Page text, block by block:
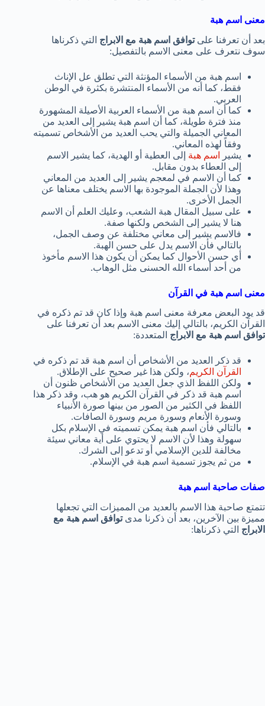
معنى اسم هبة
بعد أن تعرفنا علىتوافق اسم هبة مع الابراج التي ذكرناها
سوف نتعرف على معنى الاسم بالتفصيل:
اسم هبة من الأسماء المؤنثة التي تطلق عل الإناث
فقط، كما أنه من الأسماء المنتشرة بكثرة في الوطن
العربي.
كما أن اسم هبة من الأسماء العربية الأصيلة المشهورة
منذ فترة طويلة، كما أن اسم هبة يشير إلى العديد من
المعاني الجميلة والتي يحب العديد من الأشخاص تسميته
وفقاً لهذه المعاني.
يشير
اسم هبة إلى العطية أو الهدية، كما يشير الاسم
إلى العطاء بدون مقابل.
كما أن الاسم في لمعجم يشير إلى العديد من المعاني
وهذا لأن الجملة الموجودة بها الاسم يختلف معناها عن
الجمل الأخرى.
على سبيل المقال هبة الشعب، وعليك العلم أن الاسم
هنا لا يشير إلى الشخص ولكنها صفة.
فالاسم يشير إلى معاني مختلفة عن وصف الجمل،
بالتالي فأن الاسم يدل على حسن الهبة.
أي حسن الأحوال كما يمكن أن يكون هذا الاسم مأخوذ
من أحد أسماء الله الحسنى مثل الوهاب.
معنى اسم هبة في القرآن
قد يود البعض معرفة معنى اسم هبة وإذا كان قد تم ذكره في
القرآن الكريم، بالتالي إليك معنى الاسم بعد أن تعرفنا على
توافق اسم هبة مع الابراج المتعددة:
قد ذكر العديد من الأشخاص أن اسم هبة قد تم ذكره في
القرآن الكريم، ولكن هذا غير صحيح على الإطلاق.
ولكن اللفظ الذي جعل العديد من الأشخاص ظنون أن
اسم هبة قد ذكر في القرآن الكريم هو هب، وقد ذكر هذا
اللفظ في الكثير من الصور من بينها صورة الأنبياء
وسورة الأنعام وسورة مريم وسورة الصافات.
بالتالي فأن اسم هبة يمكن تسميته في الإسلام بكل
سهولة وهذا لأن الاسم لا يحتوي على أية معاني سيئة
مخالفة للدين الإسلامي أو تدعو إلى الشرك.
من ثم يجوز تسمية اسم هبة في الإسلام.
صفات صاحبة اسم هبة
تتمتع صاحبة هذا الاسم بالعديد من المميزات التي تجعلها
مميزة بين الآخرين، بعد أن ذكرنا مدىتوافق اسم هبة مع
الابراج التي ذكرناها: